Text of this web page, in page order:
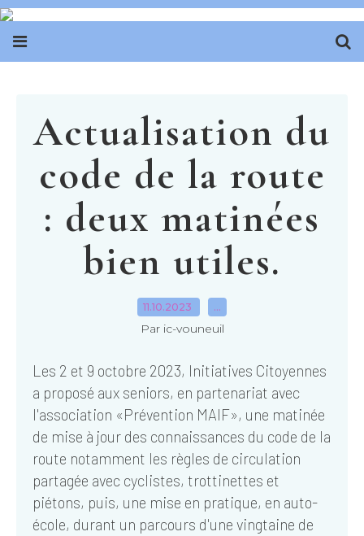
Actualisation du
code de la route
: deux matinées
bien utiles.
11.10.2023 …
Par ic-vouneuil
Les 2 et 9 octobre 2023, Initiatives Citoyennes
a proposé aux seniors, en partenariat avec
l'association «Prévention MAIF», une matinée
de mise à jour des connaissances du code de la
route notamment les règles de circulation
partagée avec cyclistes, trottinettes et
piétons, puis, une mise en pratique, en auto-
école, durant un parcours d'une vingtaine de